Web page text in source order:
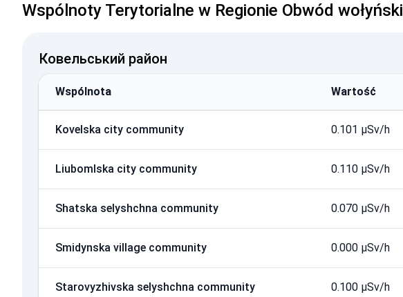
Wspólnoty Terytorialne w Regionie Obwód wołyński
Ковельський район
Wspólnota Wartość
Kovelska city community 0.101 µSv/h
Liubomlska city community 0.110 µSv/h
Shatska selyshchna community 0.070 µSv/h
Smidynska village community 0.000 µSv/h
Starovyzhivska selyshchna community 0.100 µSv/h